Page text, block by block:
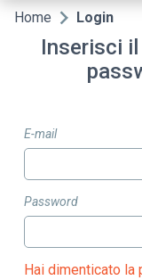
Briciole
Home Login
Inserisci
E-mail
Password
Hai dimenticato la